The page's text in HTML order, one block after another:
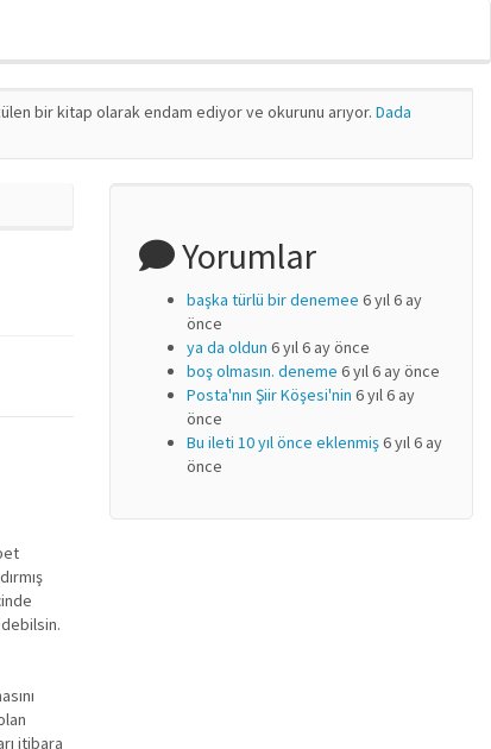
bir kitap olarak endam ediyor ve okurunu arıyor. Dada
itibara
Yorumlar
başka türlü bir denemee 6 yıl 6 ay
önce
ya da oldun 6 yıl 6 ay önce
boş olmasın. deneme 6 yıl 6 ay önce
Posta'nın Şiir Köşesi'nin 6 yıl 6 ay
önce
Bu ileti 10 yıl önce eklenmiş6 yıl 6 ay
önce